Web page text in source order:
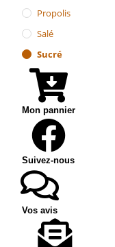
Propolis
Salé
Sucré
Mon pannier
Suivez-nous
Vos avis